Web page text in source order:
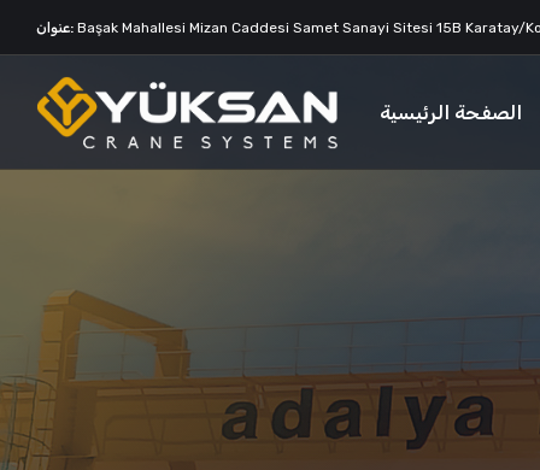
عنوان: Başak Mahallesi Mizan Caddesi Samet Sanayi Sitesi 15B Karatay/
الصفحة الرئيسية